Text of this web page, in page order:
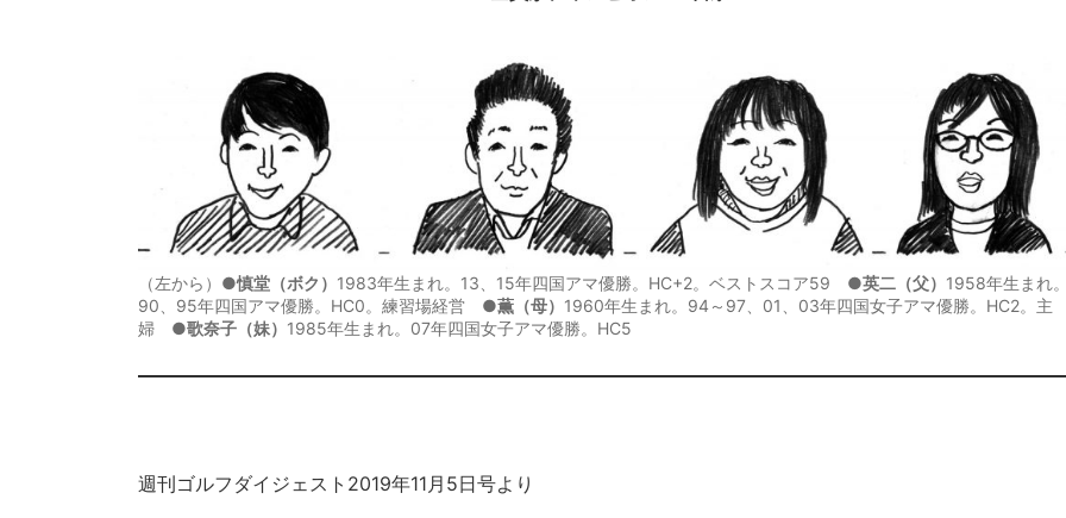
（左から）●慎堂（ボク） 1983年生まれ。13、15年四国アマ優勝。HC+2。ベストスコア59 ●英二（父） 1958年生まれ
90、95年四国アマ優勝。HC0。練習場経営 ●薫（母） 1960年生まれ。94～97、01、03年四国女子アマ優勝。HC2。主
婦 ●歌奈子（妹） 1985年生まれ。07年四国女子アマ優勝。HC5
週刊ゴルフダイジェスト2019年11月5日号より